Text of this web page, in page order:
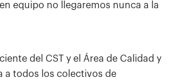
equipo no llegaremos nunca a la
del CST y el Área de Calidad y
a todos los colectivos de